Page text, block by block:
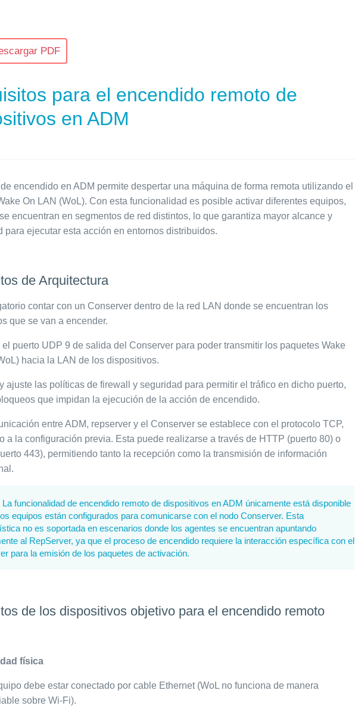
PDF
para el encendido remoto de
en ADM
encendido en ADM permite despertar una máquina de forma remota utilizando el
On LAN (WoL). Con esta funcionalidad es posible activar diferentes equipos,
encuentran en segmentos de red distintos, lo que garantiza mayor alcance y
para ejecutar esta acción en entornos distribuidos.
de Arquitectura
contar con un Conserver dentro de la red LAN donde se encuentran los
que se van a encender.
el puerto UDP 9 de salida del Conserver para poder transmitir los paquetes Wake
hacia la LAN de los dispositivos.
ajuste las políticas de firewall y seguridad para permitir el tráfico en dicho puerto,
que impidan la ejecución de la acción de encendido.
entre ADM, repserver y el Conserver se establece con el protocolo TCP,
a la configuración previa. Esta puede realizarse a través de HTTP (puerto 80) o
443), permitiendo tanto la recepción como la transmisión de información
La funcionalidad de encendido remoto de dispositivos en ADM únicamente está disponible
equipos están configurados para comunicarse con el nodo Conserver. Esta
no es soportada en escenarios donde los agentes se encuentran apuntando
al RepServer, ya que el proceso de encendido requiere la interacción específica con el
para la emisión de los paquetes de activación.
de los dispositivos objetivo para el encendido remoto
física
debe estar conectado por cable Ethernet (WoL no funciona de manera
sobre Wi‑Fi).